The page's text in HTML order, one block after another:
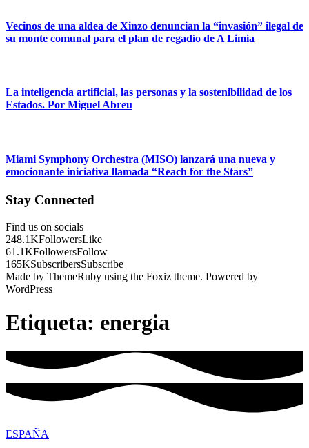
Vecinos de una aldea de Xinzo denuncian la “invasión” ilegal de
su monte comunal para el plan de regadío de A Limia
La inteligencia artificial, las personas y la sostenibilidad de los
Estados. Por Miguel Abreu
Miami Symphony Orchestra (MISO) lanzará una nueva y
emocionante iniciativa llamada “Reach for the Stars”
Stay Connected
Find us on socials
248.1KFollowersLike
61.1KFollowersFollow
165KSubscribersSubscribe
Made by ThemeRuby using the Foxiz theme. Powered by
WordPress
Etiqueta: energia
ESPAÑA